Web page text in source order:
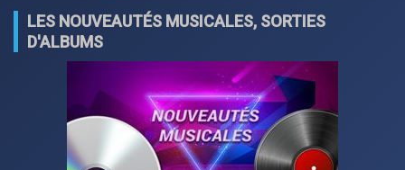
LES NOUVEAUTÉS MUSICALES, SORTIES
D'ALBUMS